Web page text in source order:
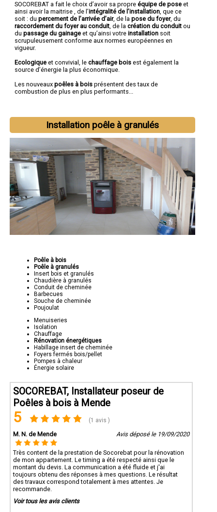
SOCOREBAT a fait le choix d’avoir sa propre équipe de pose et
ainsi avoir la maitrise , de l’intégralité de l’installation, que ce
soit : du percement de l’arrivée d’air, de la pose du foyer, du
raccordement du foyer au conduit, de la création du conduit ou
du passage du gainage et qu’ainsi votre installation soit
scrupuleusement conforme aux normes européennes en
vigueur.
Ecologique et convivial, le chauffage bois est également la
source d’énergie la plus économique.
Les nouveaux poêles à bois présentent des taux de
combustion de plus en plus performants...
Installation poêle à granulés
Poêle à bois
Poêle à granulés
Insert bois et granulés
Chaudière à granulés
Conduit de cheminée
Barbecues
Souche de cheminée
Poujoulat
Menuiseries
Isolation
Chauffage
Rénovation énergétiques
Habillage insert de cheminée
Foyers fermés bois/pellet
Pompes à chaleur
Énergie solaire
SOCOREBAT, Installateur poseur de
Poêles à bois à Mende
5 (1 avis )
M. N. de Mende Avis déposé le 19/09/2020
Très content de la prestation de Socorebat pour la rénovation
de mon appartement. Le timing a été respecté ainsi que le
montant du devis. La communication a été fluide et j'ai
toujours obtenu des réponses à mes questions. Le résultat
des travaux correspond totalement à mes attentes. Je
recommande.
Voir tous les avis clients